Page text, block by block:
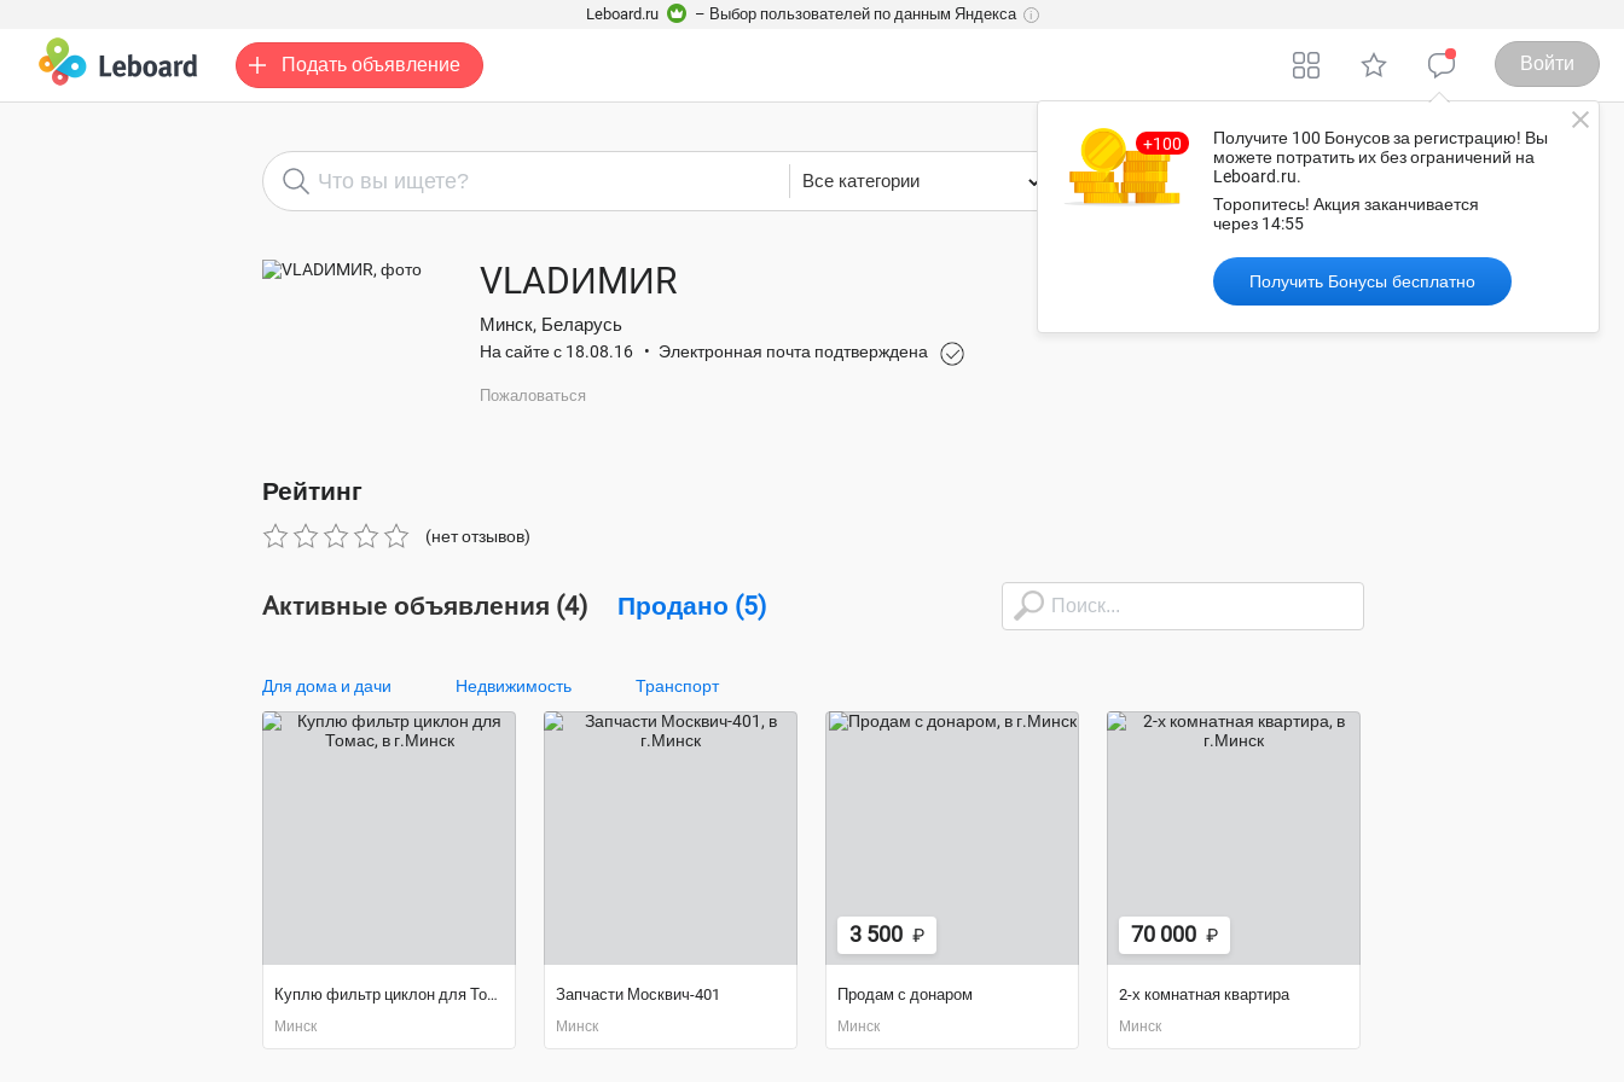
Leboard.ru – Выбор пользователей по данным Яндекса i
Подать объявление Войти
Получите 100 Бонусовза регистрацию! Вы
можете потратить их без ограничений на
Leboard.ru.
Торопитесь! Акция заканчивается
через 14:55
Получить Бонусы бесплатно
Все категории Россия
VLADИMИR
Минск, Беларусь
На сайте с 18.08.16 • Электронная почта подтверждена
Пожаловаться
Рейтинг
(нет отзывов)
Aктивные объявления (4) Продано (5)
Для дома и дачи Недвижимость Транспорт
Куплю фильтр циклон для Томас
Минск
Запчасти Москвич-401
Минск
3 500 ₽
Продам с донаром
Минск
70 000 ₽
2-х комнатная квартира
Минск